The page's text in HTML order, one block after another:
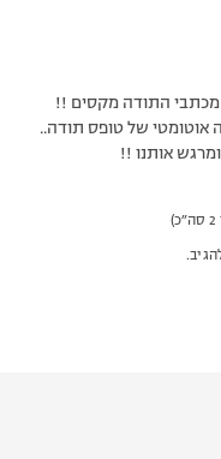
התודה מקסים !!
אוטומטי של טופס תודה..
אותנו !!